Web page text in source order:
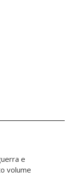
e
volume